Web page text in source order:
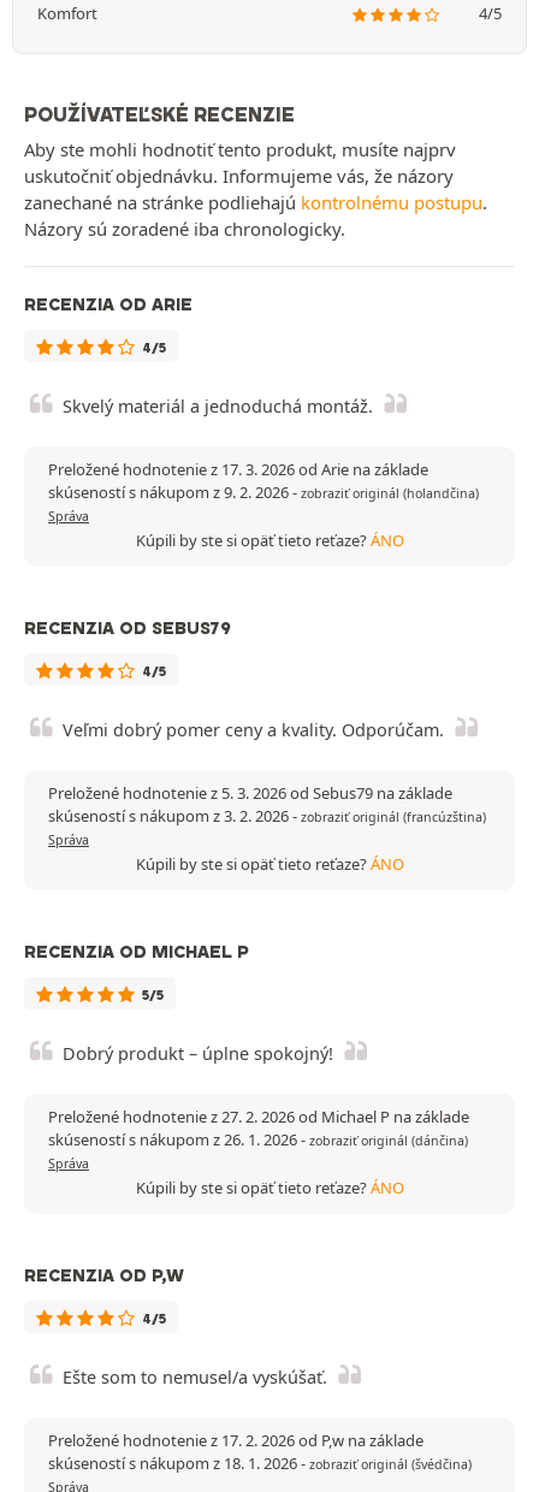
Komfort 4/5
POUŽÍVATEĽSKÉ RECENZIE
Aby ste mohli hodnotiť tento produkt, musíte najprv
uskutočniť objednávku. Informujeme vás, že názory
zanechané na stránke podliehajú kontrolnému postupu.
Názory sú zoradené iba chronologicky.
RECENZIA OD ARIE
4/5
Skvelý materiál a jednoduchá montáž.
Preložené hodnotenie z 17. 3. 2026 od Arie na základe
skúseností s nákupom z 9. 2. 2026- zobraziť originál (holandčina)
Správa
Kúpili by ste si opäť tieto reťaze?ÁNO
RECENZIA OD SEBUS79
4/5
Veľmi dobrý pomer ceny a kvality. Odporúčam.
Preložené hodnotenie z 5. 3. 2026 od Sebus79 na základe
skúseností s nákupom z 3. 2. 2026- zobraziť originál (francúzština)
Správa
Kúpili by ste si opäť tieto reťaze?ÁNO
RECENZIA OD MICHAEL P
5/5
Dobrý produkt – úplne spokojný!
Preložené hodnotenie z 27. 2. 2026 od Michael P na základe
skúseností s nákupom z 26. 1. 2026- zobraziť originál (dánčina)
Správa
Kúpili by ste si opäť tieto reťaze?ÁNO
RECENZIA OD P,W
4/5
Ešte som to nemusel/a vyskúšať.
Preložené hodnotenie z 17. 2. 2026 od P,w na základe
skúseností s nákupom z 18. 1. 2026- zobraziť originál (švédčina)
Správa